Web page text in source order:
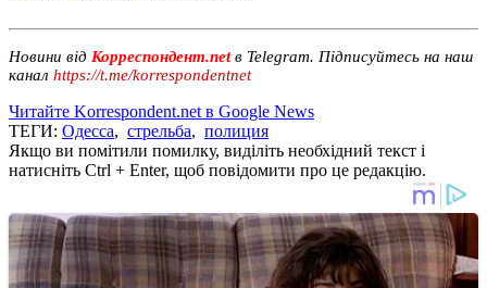
Новини від Корреспондент.netв Telegram. Підписуйтесь на наш
канал https://t.me/korrespondentnet
Читайте Korrespondent.net в Google News
ТЕГИ: Одесса, стрельба, полиция
Якщо ви помітили помилку, виділіть необхідний текст і
натисніть Ctrl + Enter, щоб повідомити про це редакцію.